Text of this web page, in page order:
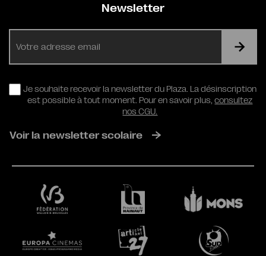
Newsletter
RGPD
Je souhaite recevoir la newsletter du Plaza. La désinscription
est possible à tout moment. Pour en savoir plus,consultez
nos CGU.
Voir la newsletter scolaire